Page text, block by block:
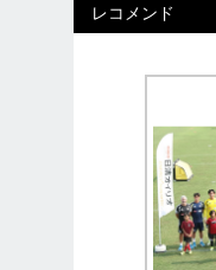
レコメンド